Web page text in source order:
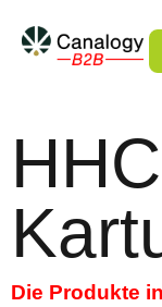
Inhalt
springen
Die Produkte